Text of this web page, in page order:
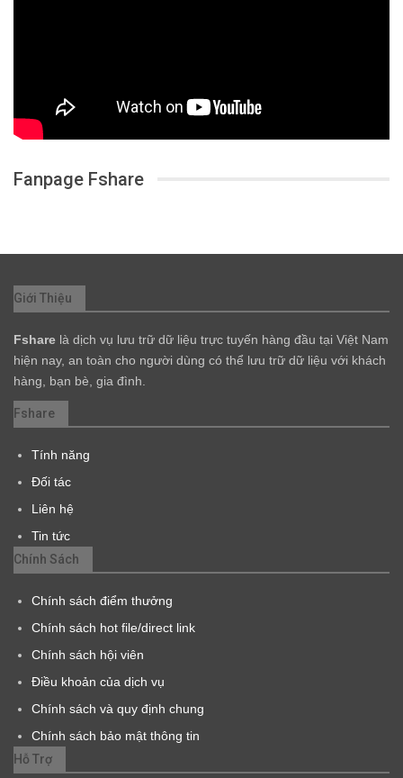
Fanpage Fshare
Giới Thiệu
Fshare là dịch vụ lưu trữ dữ liệu trực tuyến hàng đầu tại Việt Nam
hiện nay, an toàn cho người dùng có thể lưu trữ dữ liệu với khách
hàng, bạn bè, gia đình.
Fshare
Tính năng
Đối tác
Liên hệ
Tin tức
Chính Sách
Chính sách điểm thưởng
Chính sách hot file/direct link
Chính sách hội viên
Điều khoản của dịch vụ
Chính sách và quy định chung
Chính sách bảo mật thông tin
Hỗ Trợ